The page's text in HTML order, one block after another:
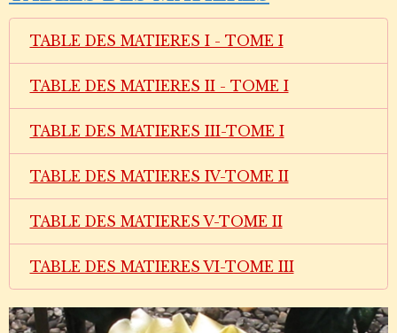
TABLE DES MATIERES I - TOME I
TABLE DES MATIERES II - TOME I
TABLE DES MATIERES III-TOME I
TABLE DES MATIERES IV-TOME II
TABLE DES MATIERES V-TOME II
TABLE DES MATIERES VI-TOME III